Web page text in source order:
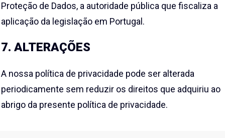
Proteção de Dados, a autoridade pública que fiscaliza a
aplicação da legislação em Portugal.
7. ALTERAÇÕES
A nossa política de privacidade pode ser alterada
periodicamente sem reduzir os direitos que adquiriu ao
abrigo da presente política de privacidade.